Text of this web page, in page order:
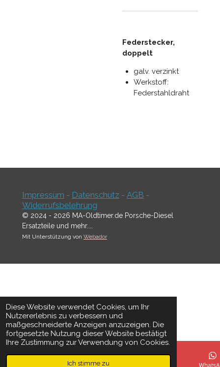
Diese Website verwendet Cookies, um Ihr
Nutzererlebnis zu verbessern und
maßgeschneiderte Anzeigen anzuzeigen. Die
fortgesetzte Nutzung dieser Website bestätigt
Ihre Zustimmung zur Verwendung von Cookies.
Ich stimme zu
Federstecker,
doppelt
galv. verzinkt
Werkstoff:
Federstahldraht
Impressum - Datenschutz - AGB -
Widerrufsbelehrung
© 2024 - 2026 MA-Oldtimer.de Porsche-Diesel
Ersatzteile und mehr....
Mit Unterstützung von Webador
Telefon